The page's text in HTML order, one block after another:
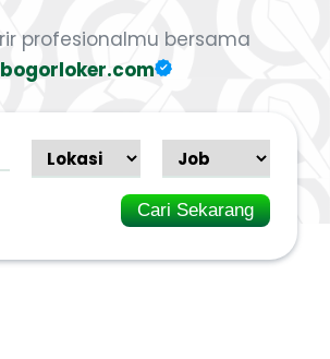
profesionalmu bersama
bogorloker.com
Cari Sekarang